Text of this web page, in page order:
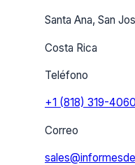
Santa Ana, San
Costa Rica
Teléfono
+1 (818) 319-4060
Correo